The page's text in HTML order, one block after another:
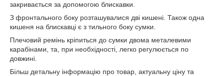
закривається за допомогою блискавки.
З фронтального боку розташувалися дві кишені. Також одна
кишеня на блискавці є з тильного боку сумки.
Плечовий ремінь кріпиться до сумки двома металевими
карабінами, та, при необхідності, легко регулюється по
довжині.
Більш детальну інформацію про товар, актуальну ціну та